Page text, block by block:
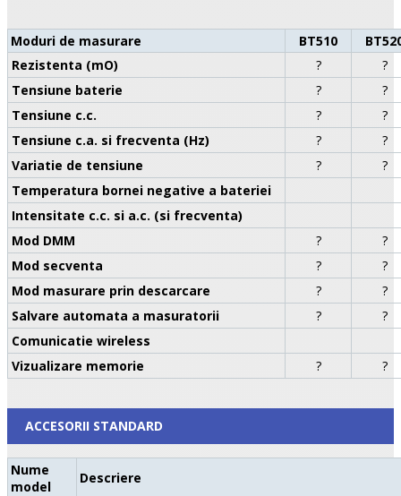
Moduri de masurare BT510
Rezistenta (mO)
?
?
Tensiune baterie
?
?
Tensiune c.c.
?
?
Tensiune c.a. si frecventa (Hz)
?
?
Variatie de tensiune
?
?
Temperatura bornei negative a bateriei
Intensitate c.c. si a.c. (si frecventa)
Mod DMM
?
?
Mod secventa
?
?
Mod masurare prin descarcare
?
?
Salvare automata a masuratorii
?
?
Comunicatie wireless
Vizualizare memorie
? ?
ACCESORII STANDARD
Nume
model
Descriere